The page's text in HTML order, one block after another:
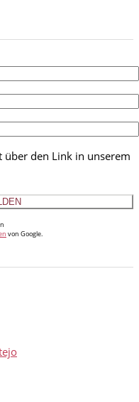
über den Link in unserem
von Google.